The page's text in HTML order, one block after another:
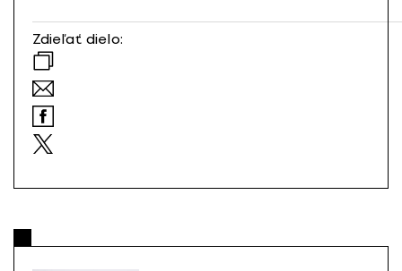
Zdieľať dielo: